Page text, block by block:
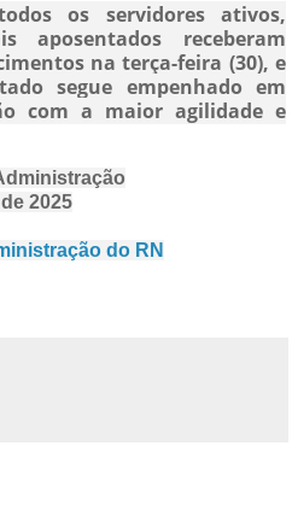
os servidores ativos,
aposentados receberam
na terça-feira (30), e
segue empenhado em
com a maior agilidade e
2025
do RN